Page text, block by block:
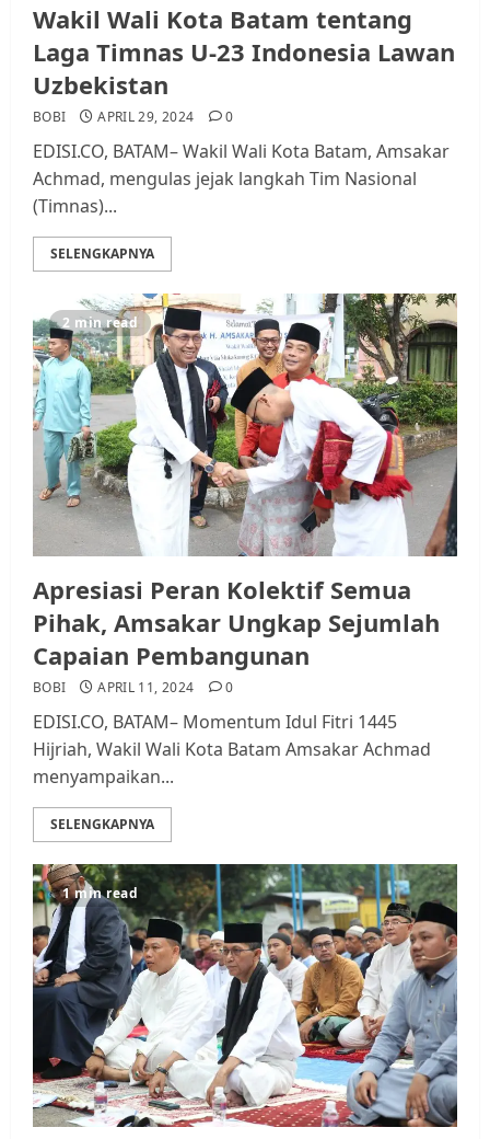
Wakil Wali Kota Batam tentang
Laga Timnas U-23 Indonesia Lawan
Uzbekistan
BOBI APRIL 29, 2024 0
EDISI.CO, BATAM– Wakil Wali Kota Batam, Amsakar
Achmad, mengulas jejak langkah Tim Nasional
(Timnas)...
SELENGKAPNYA
2 min read
Apresiasi Peran Kolektif Semua
Pihak, Amsakar Ungkap Sejumlah
Capaian Pembangunan
BOBI APRIL 11, 2024 0
EDISI.CO, BATAM– Momentum Idul Fitri 1445
Hijriah, Wakil Wali Kota Batam Amsakar Achmad
menyampaikan...
SELENGKAPNYA
1 min read